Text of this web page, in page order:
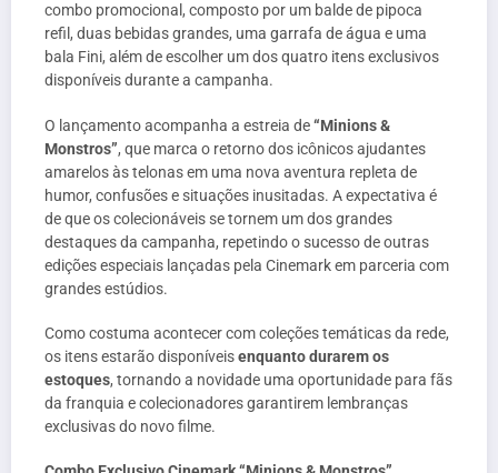
combo promocional, composto por um balde de pipoca
refil, duas bebidas grandes, uma garrafa de água e uma
bala Fini, além de escolher um dos quatro itens exclusivos
disponíveis durante a campanha.
O lançamento acompanha a estreia de“Minions &
Monstros”, que marca o retorno dos icônicos ajudantes
amarelos às telonas em uma nova aventura repleta de
humor, confusões e situações inusitadas. A expectativa é
de que os colecionáveis se tornem um dos grandes
destaques da campanha, repetindo o sucesso de outras
edições especiais lançadas pela Cinemark em parceria com
grandes estúdios.
Como costuma acontecer com coleções temáticas da rede,
os itens estarão disponíveisenquanto durarem os
estoques, tornando a novidade uma oportunidade para fãs
da franquia e colecionadores garantirem lembranças
exclusivas do novo filme.